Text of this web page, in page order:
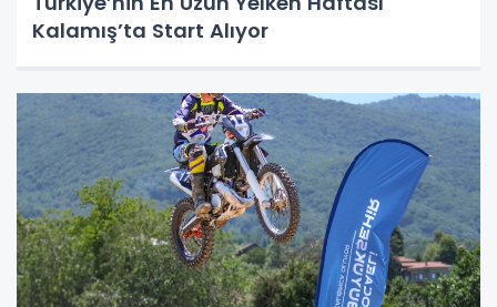
Kalamış’ta Start Alıyor